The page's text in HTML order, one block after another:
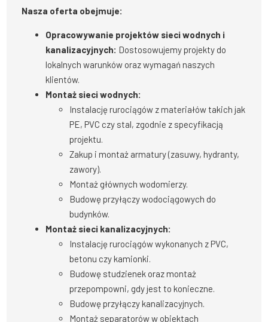
Nasza oferta obejmuje:
Opracowywanie projektów sieci wodnych i
kanalizacyjnych: Dostosowujemy projekty do
lokalnych warunków oraz wymagań naszych
klientów.
Montaż sieci wodnych:
Instalację rurociągów z materiałów takich jak
PE, PVC czy stal, zgodnie z specyfikacją
projektu.
Zakup i montaż armatury (zasuwy, hydranty,
zawory).
Montaż głównych wodomierzy.
Budowę przyłączy wodociągowych do
budynków.
Montaż sieci kanalizacyjnych:
Instalację rurociągów wykonanych z PVC,
betonu czy kamionki.
Budowę studzienek oraz montaż
przepompowni, gdy jest to konieczne.
Budowę przyłączy kanalizacyjnych.
Montaż separatorów w obiektach